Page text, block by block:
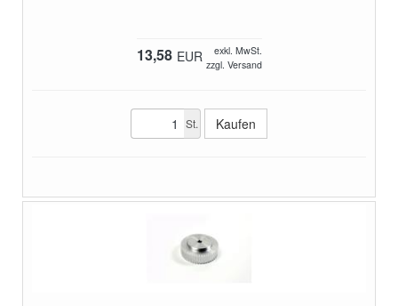
13,58 EUR
exkl. MwSt.
zzgl. Versand
St.